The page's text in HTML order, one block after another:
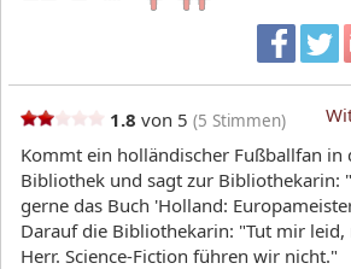
1.8 von 5 (5 Stimmen)
Kommt ein holländischer Fußballfan in
Bibliothek und sagt zur Bibliothekarin:
gerne das Buch 'Holland:
Darauf die Bibliothekarin: "Tut mir leid,
Herr. Science-Fiction führen wir nicht."